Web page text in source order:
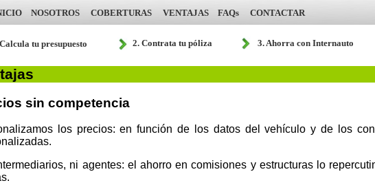
tu presupuesto 2. Contrata tu póliza 3. Ahorra con Internauto
NOSOTROS COBERTURAS VENTAJAS FAQs CONTACTAR
sin competencia
los precios: en función de los datos del vehículo y de los
ni agentes: el ahorro en comisiones y estructuras lo